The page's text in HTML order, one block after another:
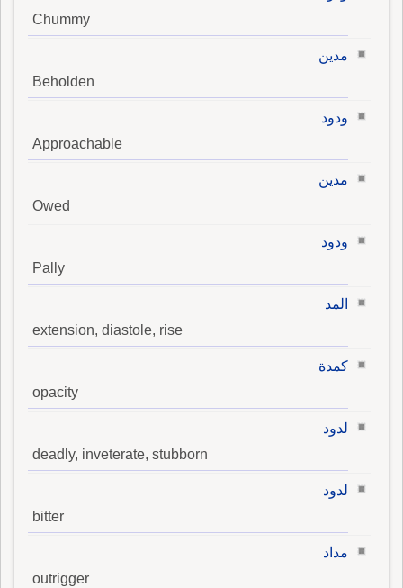
Chummy
مدين
Beholden
ودود
Approachable
مدين
Owed
ودود
Pally
المد
extension, diastole, rise
كمدة
opacity
لدود
deadly, inveterate, stubborn
لدود
bitter
مداد
outrigger